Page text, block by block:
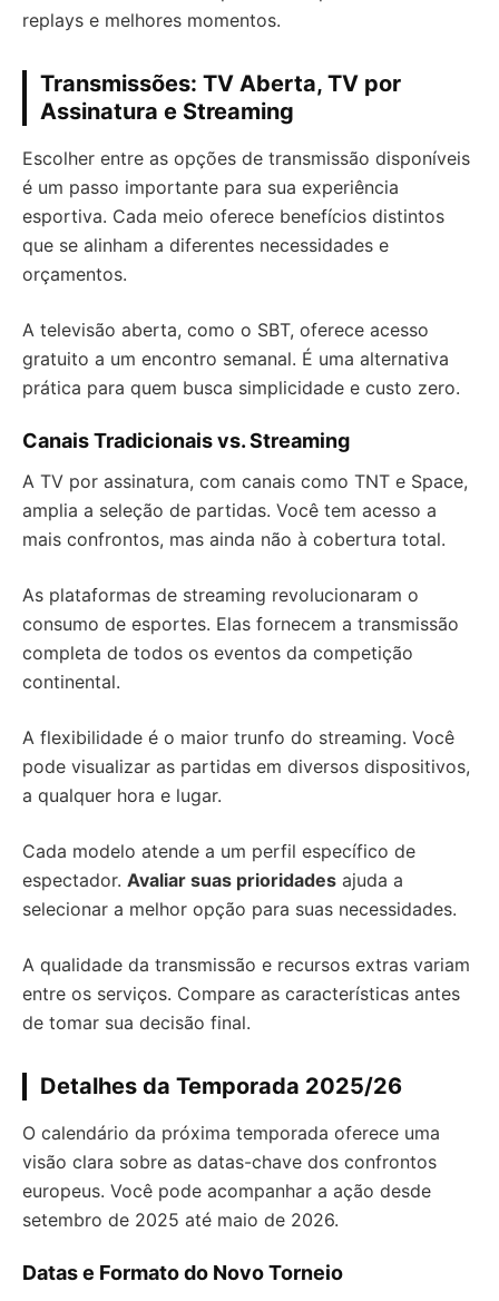
replays e melhores momentos.
Transmissões: TV Aberta, TV por
Assinatura e Streaming
Escolher entre as opções de transmissão disponíveis
é um passo importante para sua experiência
esportiva. Cada meio oferece benefícios distintos
que se alinham a diferentes necessidades e
orçamentos.
A televisão aberta, como o SBT, oferece acesso
gratuito a um encontro semanal. É uma alternativa
prática para quem busca simplicidade e custo zero.
Canais Tradicionais vs. Streaming
A TV por assinatura, com canais como TNT e Space,
amplia a seleção de partidas. Você tem acesso a
mais confrontos, mas ainda não à cobertura total.
As plataformas de streaming revolucionaram o
consumo de esportes. Elas fornecem a transmissão
completa de todos os eventos da competição
continental.
A flexibilidade é o maior trunfo do streaming. Você
pode visualizar as partidas em diversos dispositivos,
a qualquer hora e lugar.
Cada modelo atende a um perfil específico de
espectador. Avaliar suas prioridades ajuda a
selecionar a melhor opção para suas necessidades.
A qualidade da transmissão e recursos extras variam
entre os serviços. Compare as características antes
de tomar sua decisão final.
Detalhes da Temporada 2025/26
O calendário da próxima temporada oferece uma
visão clara sobre as datas-chave dos confrontos
europeus. Você pode acompanhar a ação desde
setembro de 2025 até maio de 2026.
Datas e Formato do Novo Torneio